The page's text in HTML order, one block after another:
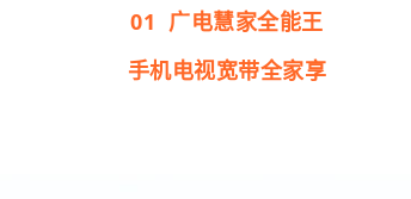
01 广电慧家全能王
手机电视宽带全家享